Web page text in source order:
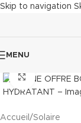
Skip to navigation
MENU
Click to
Accueil /Solaire